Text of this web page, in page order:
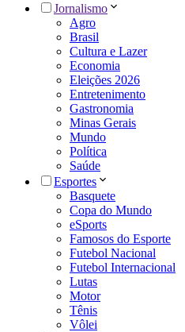
Jornalismo
Agro
Brasil
Cultura e Lazer
Economia
Eleições 2026
Entretenimento
Gastronomia
Minas Gerais
Mundo
Política
Saúde
Esportes
Basquete
Copa do Mundo
eSports
Famosos do Esporte
Futebol Nacional
Futebol Internacional
Lutas
Motor
Tênis
Vôlei